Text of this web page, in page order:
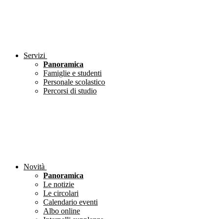
Servizi
Panoramica
Famiglie e studenti
Personale scolastico
Percorsi di studio
Novità
Panoramica
Le notizie
Le circolari
Calendario eventi
Albo online